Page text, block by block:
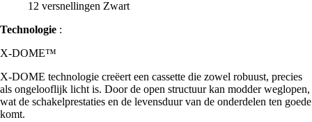
12 versnellingen Zwart
Technologie :
X-DOME™
X-DOME technologie creëert een cassette die zowel robuust, precies
als ongelooflijk licht is. Door de open structuur kan modder weglopen,
wat de schakelprestaties en de levensduur van de onderdelen ten goede
komt.